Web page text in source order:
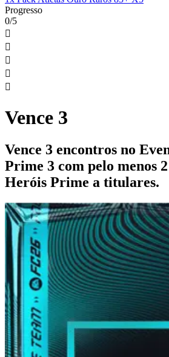
Progresso
0/5





Vence 3
Vence 3 encontros no
Prime 3 com pelo menos
Heróis Prime a titulares.